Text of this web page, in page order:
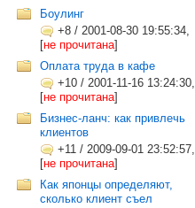
Боулинг
+8 / 2001-08-30 19:55:34,
[не прочитана]
Оплата труда в кафе
+10 / 2001-11-16 13:24:30,
[не прочитана]
Бизнес-ланч: как привлечь
клиентов
+11 / 2009-09-01 23:52:57,
[не прочитана]
Как японцы определяют,
сколько клиент съел